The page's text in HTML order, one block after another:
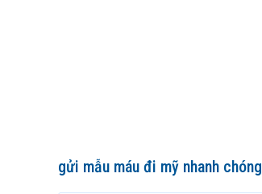
gửi mẫu máu đi mỹ nhanh chóng